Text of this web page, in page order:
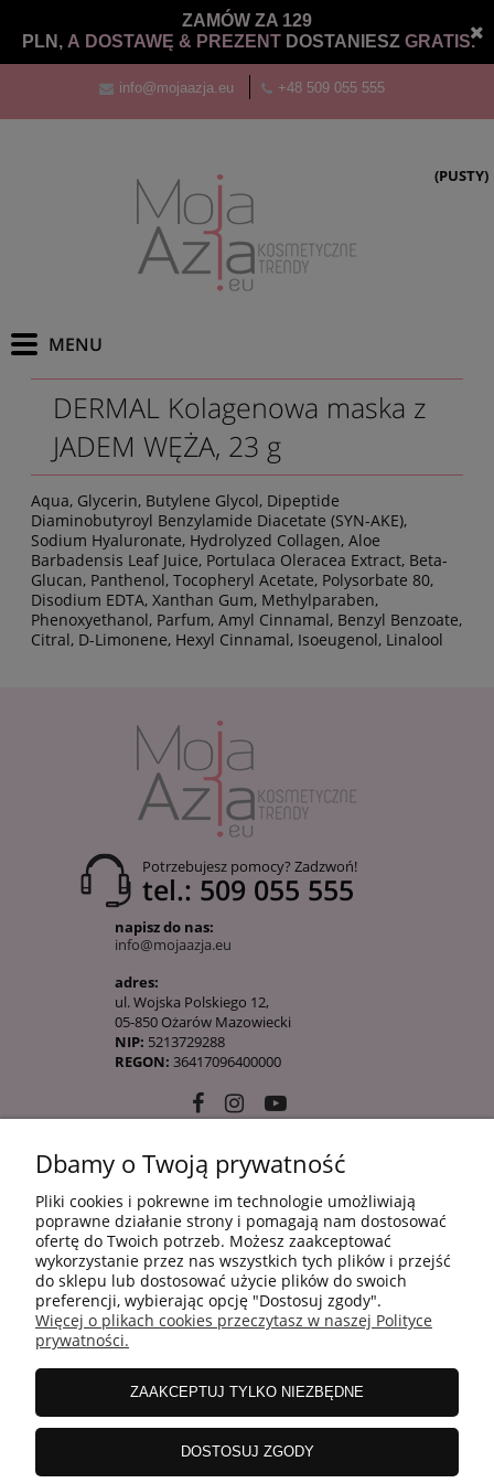
ZAMÓW ZA 129
PLN, A DOSTAWĘ & PREZENT DOSTANIESZ GRATIS.
info@mojaazja.eu +48 509 055 555
(PUSTY)
DERMAL Kolagenowa maska z
JADEM WĘŻA, 23 g
Aqua, Glycerin, Butylene Glycol, Dipeptide
Diaminobutyroyl Benzylamide Diacetate (SYN-AKE),
Sodium Hyaluronate, Hydrolyzed Collagen, Aloe
Barbadensis Leaf Juice, Portulaca Oleracea Extract, Beta-
Glucan, Panthenol, Tocopheryl Acetate, Polysorbate 80,
Disodium EDTA, Xanthan Gum, Methylparaben,
Phenoxyethanol, Parfum, Amyl Cinnamal, Benzyl Benzoate,
Citral, D-Limonene, Hexyl Cinnamal, Isoeugenol, Linalool
Potrzebujesz pomocy? Zadzwoń!
tel.: 509 055 555
napisz do nas:
info@mojaazja.eu
adres:
ul. Wojska Polskiego 12,
05-850 Ożarów Mazowiecki
NIP: 5213729288
REGON: 36417096400000
10 KROKÓW KOREAŃSKIEJ PIELĘGANCJI
INFORMACJE
ZAKUPY
MOJE KONTO
WSPÓŁPRACA
Dbamy o Twoją prywatność
Pliki cookies i pokrewne im technologie umożliwiają
poprawne działanie strony i pomagają nam dostosować
ofertę do Twoich potrzeb. Możesz zaakceptować
wykorzystanie przez nas wszystkich tych plików i przejść
do sklepu lub dostosować użycie plików do swoich
preferencji, wybierając opcję "Dostosuj zgody".
Więcej o plikach cookies przeczytasz w naszej Polityce
prywatności.
ZAAKCEPTUJ TYLKO NIEZBĘDNE
DOSTOSUJ ZGODY